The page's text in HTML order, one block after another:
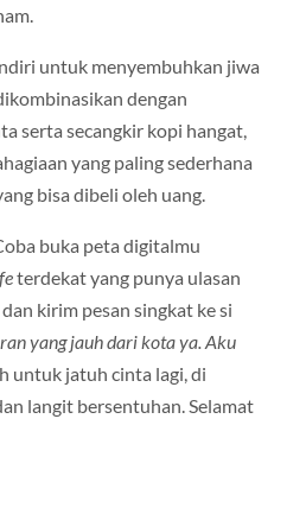
untuk menyembuhkan jiwa
dengan
serta secangkir kopi hangat,
yang paling sederhana
bisa dibeli oleh uang.
buka peta digitalmu
terdekat yang punya ulasan
kirim pesan singkat ke si
yang jauh dari kota ya. Aku
untuk jatuh cinta lagi, di
langit bersentuhan. Selamat